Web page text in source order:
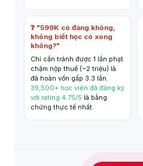
❓ "599K có đáng không,
không biết học có xong
không?"
Chỉ cần tránh được 1 lần phạt
chậm nộp thuế (~2 triệu) là
đã hoàn vốn gấp 3.3 lần.
39,500+ học viên đã đăng ký
với rating 4.75/5 là bằng
chứng thực tế nhất.